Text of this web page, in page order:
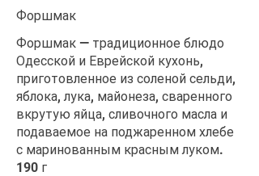
Форшмак
Форшмак — традиционное блюдо
Одесской и Еврейской кухонь,
приготовленное из соленой сельди,
яблока, лука, майонеза, сваренного
вкрутую яйца, сливочного масла и
подаваемое на поджаренном хлебе
с маринованным красным луком.
190 г